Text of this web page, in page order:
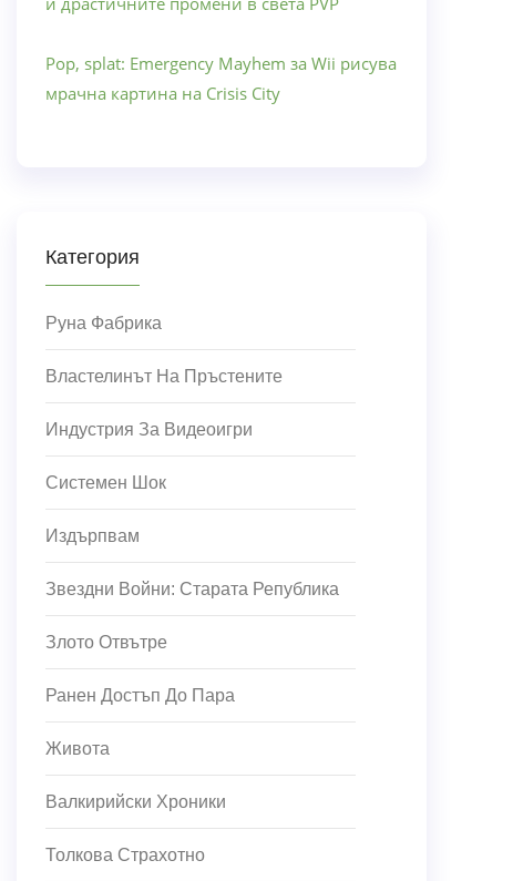
Pop, splat: Emergency Mayhem за Wii рисува
мрачна картина на Crisis City
Категория
Руна Фабрика
Властелинът На Пръстените
Индустрия За Видеоигри
Системен Шок
Издърпвам
Звездни Войни: Старата Република
Злото Отвътре
Ранен Достъп До Пара
Живота
Валкирийски Хроники
Толкова Страхотно